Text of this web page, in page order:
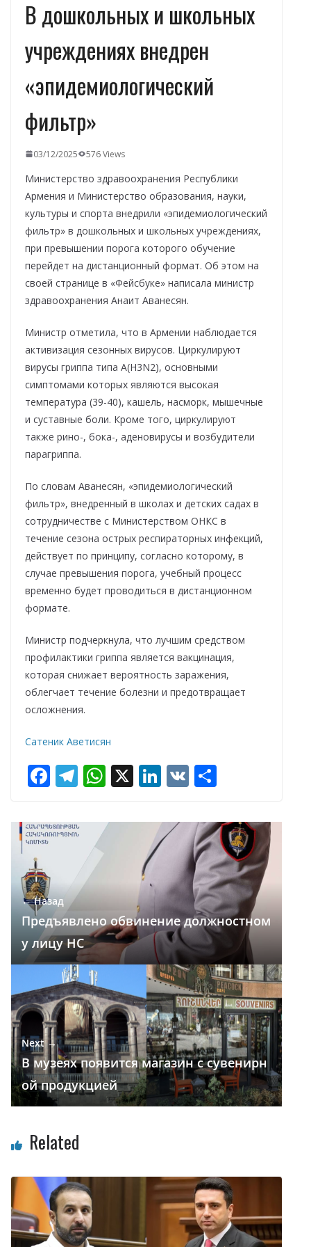
В дошкольных и школьных
учреждениях внедрен
«эпидемиологический
фильтр»
03/12/2025 576 Views
Министерство здравоохранения Республики
Армения и Министерство образования, науки,
культуры и спорта внедрили «эпидемиологический
фильтр» в дошкольных и школьных учреждениях,
при превышении порога которого обучение
перейдет на дистанционный формат. Об этом на
своей странице в «Фейсбуке» написала министр
здравоохранения Анаит Аванесян.
Министр отметила, что в Армении наблюдается
активизация сезонных вирусов. Циркулируют
вирусы гриппа типа A(H3N2), основными
симптомами которых являются высокая
температура (39-40), кашель, насморк, мышечные
и суставные боли. Кроме того, циркулируют
также рино-, бока-, аденовирусы и возбудители
парагриппа.
По словам Аванесян, «эпидемиологический
фильтр», внедренный в школах и детских садах в
сотрудничестве с Министерством ОНКС в
течение сезона острых респираторных инфекций,
действует по принципу, согласно которому, в
случае превышения порога, учебный процесс
временно будет проводиться в дистанционном
формате.
Министр подчеркнула, что лучшим средством
профилактики гриппа является вакцинация,
которая снижает вероятность заражения,
облегчает течение болезни и предотвращает
осложнения.
Сатеник Аветисян
F
e
b
o
k
T
e
gr
m
W
at
p
p
X Li
k
e
dI
n
V
п
р
а
в
и
т
ь
← Назад
Предъявлено обвинение должностном
у лицу НС
Next →
В музеях появится магазин с сувенирн
ой продукцией
Related